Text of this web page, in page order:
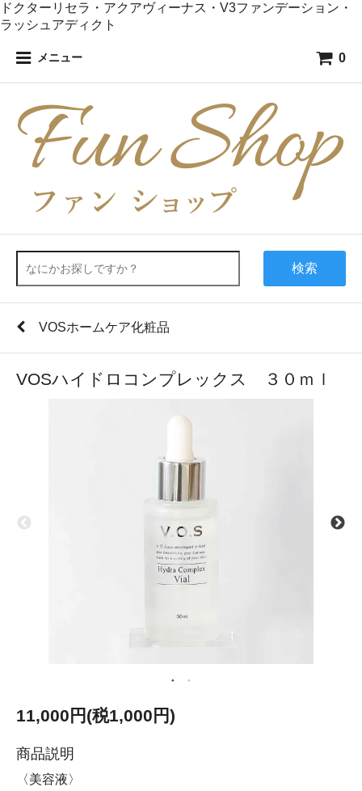
ドクターリセラ・アクアヴィーナス・V3ファンデーション・
ラッシュアディクト
メニュー 0
検索
VOSホームケア化粧品
VOSハイドロコンプレックス ３０ｍｌ
11,000円(税1,000円)
商品説明
〈美容液〉